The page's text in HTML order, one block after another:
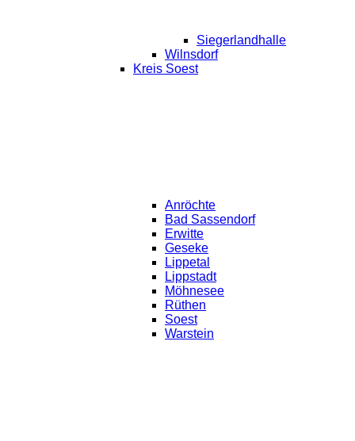
Siegerlandhalle
Wilnsdorf
Kreis Soest
Anröchte
Bad Sassendorf
Erwitte
Geseke
Lippetal
Lippstadt
Möhnesee
Rüthen
Soest
Warstein